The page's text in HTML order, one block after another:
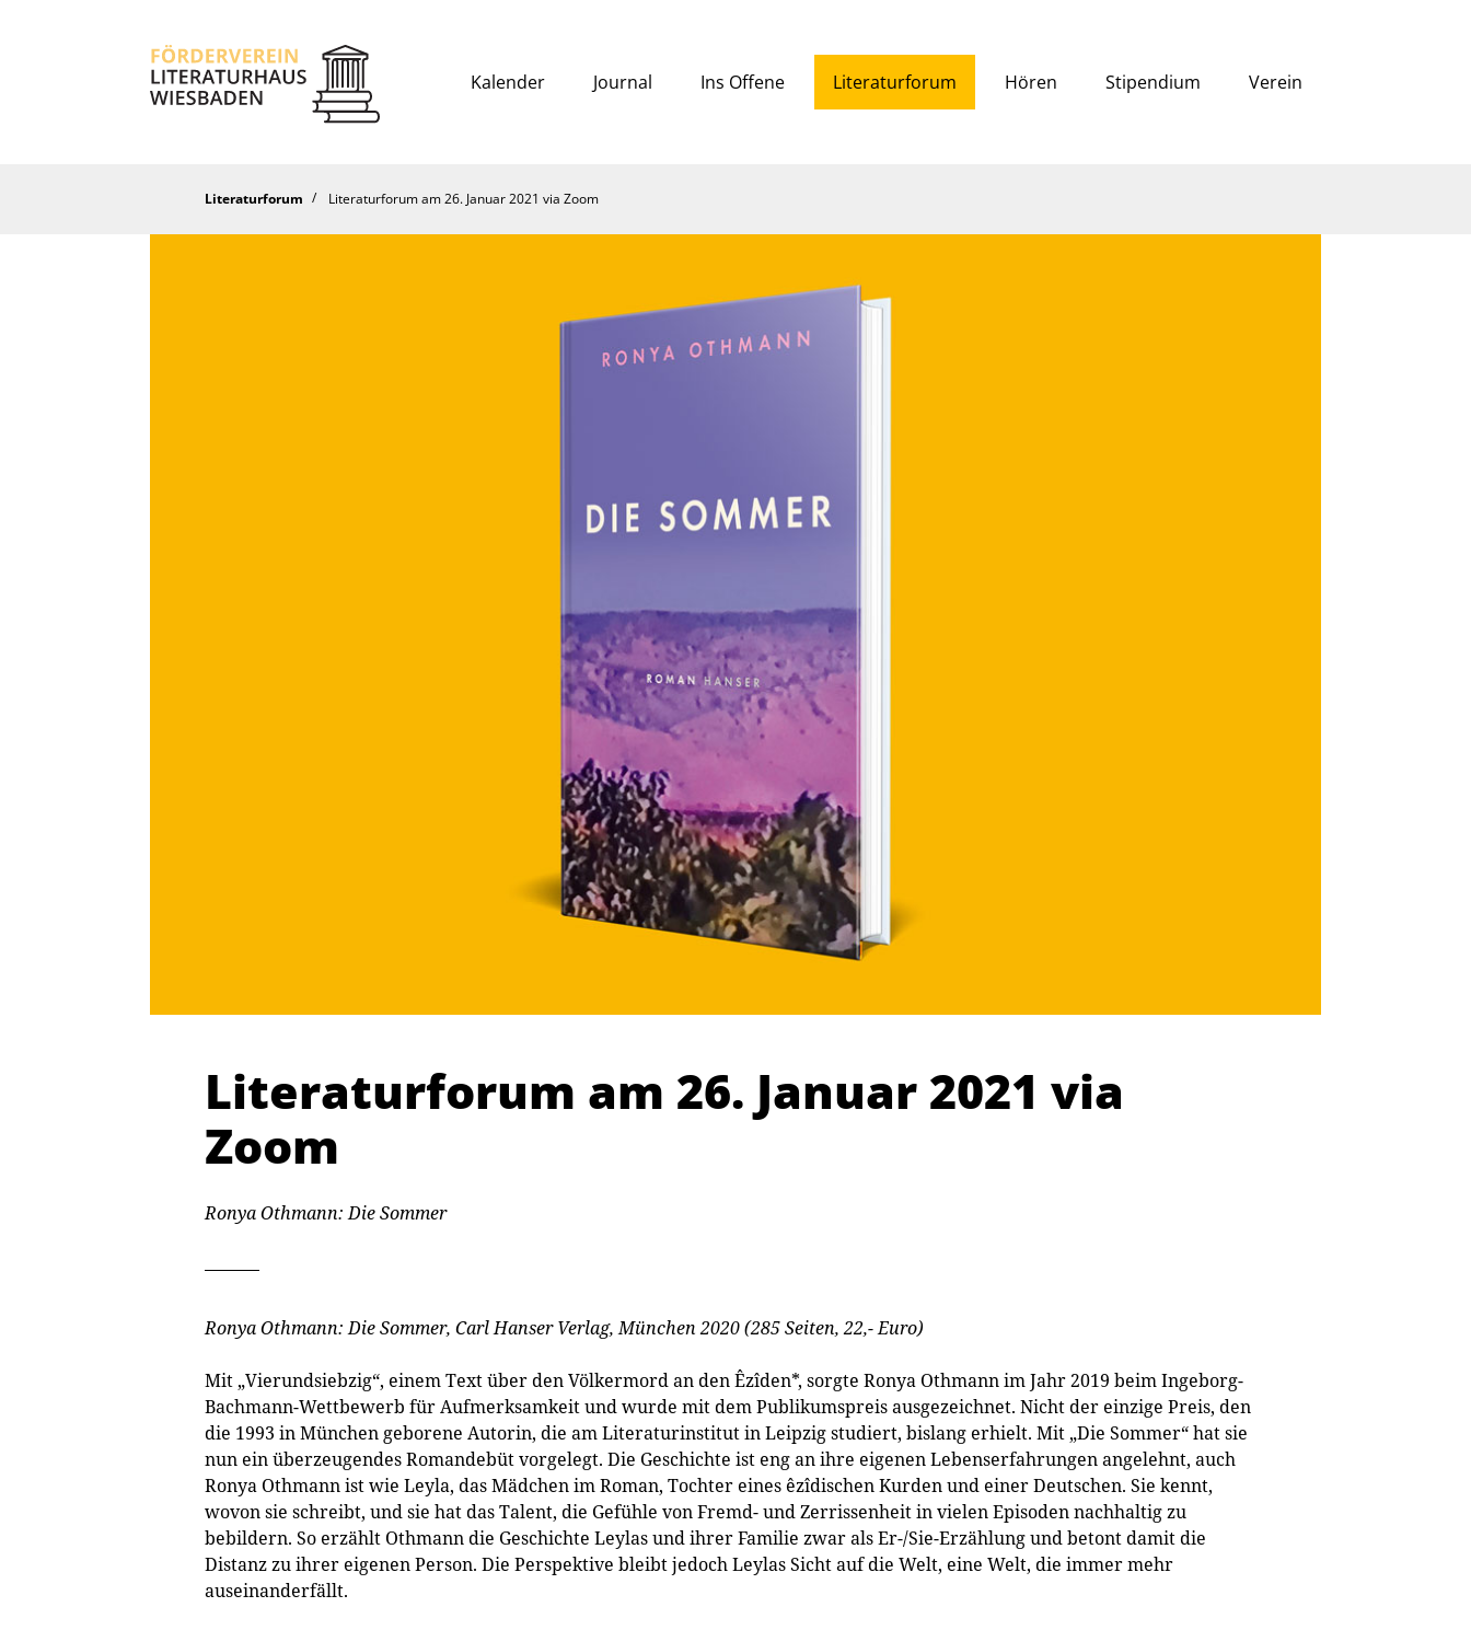
Kalender Journal Ins Offene Literaturforum Hören Stipendium Verein
Literaturforum Literaturforum am 26. Januar 2021 via Zoom
Literaturforum am 26. Januar 2021 via
Zoom
Ronya Othmann: Die Sommer
Ronya Othmann: Die Sommer, Carl Hanser Verlag, München 2020 (285 Seiten, 22,- Euro)
Mit „Vierundsiebzig“, einem Text über den Völkermord an den Êzîden*, sorgte Ronya Othmann im Jahr 2019 beim Ingeborg-
Bachmann-Wettbewerb für Aufmerksamkeit und wurde mit dem Publikumspreis ausgezeichnet. Nicht der einzige Preis, den
die 1993 in München geborene Autorin, die am Literaturinstitut in Leipzig studiert, bislang erhielt. Mit „Die Sommer“ hat sie
nun ein überzeugendes Romandebüt vorgelegt. Die Geschichte ist eng an ihre eigenen Lebenserfahrungen angelehnt, auch
Ronya Othmann ist wie Leyla, das Mädchen im Roman, Tochter eines êzîdischen Kurden und einer Deutschen. Sie kennt,
wovon sie schreibt, und sie hat das Talent, die Gefühle von Fremd- und Zerrissenheit in vielen Episoden nachhaltig zu
bebildern. So erzählt Othmann die Geschichte Leylas und ihrer Familie zwar als Er-/Sie-Erzählung und betont damit die
Distanz zu ihrer eigenen Person. Die Perspektive bleibt jedoch Leylas Sicht auf die Welt, eine Welt, die immer mehr
auseinanderfällt.